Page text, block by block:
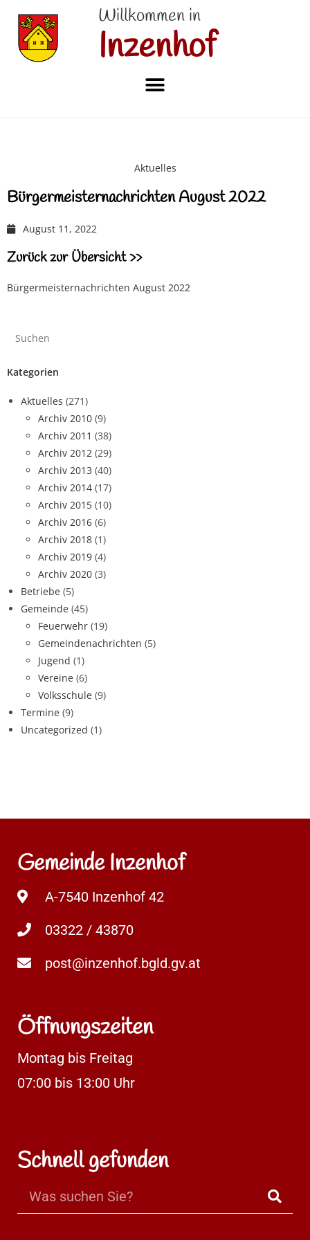
Willkommen in
Inzenhof
Aktuelles
Bürgermeisternachrichten August 2022
August 11, 2022
Zurück zur Übersicht >>
Bürgermeisternachrichten August 2022
Kategorien
Aktuelles (271)
Archiv 2010 (9)
Archiv 2011 (38)
Archiv 2012 (29)
Archiv 2013 (40)
Archiv 2014 (17)
Archiv 2015 (10)
Archiv 2016 (6)
Archiv 2018 (1)
Archiv 2019 (4)
Archiv 2020 (3)
Betriebe (5)
Gemeinde (45)
Feuerwehr (19)
Gemeindenachrichten (5)
Jugend (1)
Vereine (6)
Volksschule (9)
Termine (9)
Uncategorized (1)
Gemeinde Inzenhof
A-7540 Inzenhof 42
03322 / 43870
post@inzenhof.bgld.gv.at
Öffnungszeiten
Montag bis Freitag
07:00 bis 13:00 Uhr
Schnell gefunden